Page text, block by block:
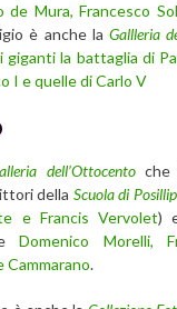
de Mura, Francesco
è anche laGallleria
giganti la battaglia di
I e quelle di
dell’Ottocentoche
della Scuola di
e Francis Vervolet)
Domenico Morelli,
Cammarano.